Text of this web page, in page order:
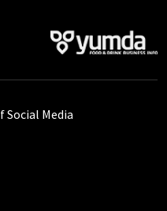
Social Media